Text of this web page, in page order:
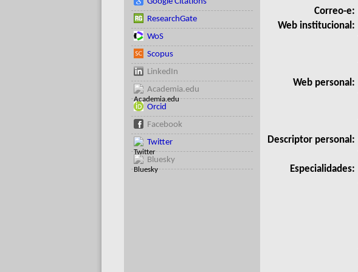
ResearchGate
WoS
Scopus
LinkedIn
Academia.edu
Orcid
Facebook
Twitter
Bluesky
Correo-e:
Web institucional:
Web personal:
Descriptor personal:
Especialidades: